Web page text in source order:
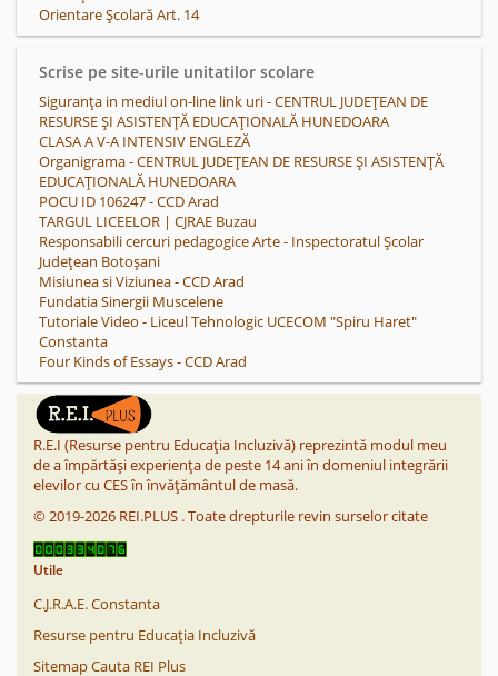
Orientare Școlară Art. 14
Scrise pe site-urile unitatilor scolare
Siguranța in mediul on-line link uri - CENTRUL JUDEȚEAN DE
RESURSE ȘI ASISTENȚĂ EDUCAȚIONALĂ HUNEDOARA
CLASA A V-A INTENSIV ENGLEZĂ
Organigrama - CENTRUL JUDEȚEAN DE RESURSE ȘI ASISTENȚĂ
EDUCAȚIONALĂ HUNEDOARA
POCU ID 106247 - CCD Arad
TARGUL LICEELOR | CJRAE Buzau
Responsabili cercuri pedagogice Arte - Inspectoratul Școlar
Județean Botoșani
Misiunea si Viziunea - CCD Arad
Fundatia Sinergii Muscelene
Tutoriale Video - Liceul Tehnologic UCECOM "Spiru Haret"
Constanta
Four Kinds of Essays - CCD Arad
R.E.I (Resurse pentru Educația Incluzivă) reprezintă modul meu
de a împărtăși experiența de peste 14 ani în domeniul integrării
elevilor cu CES în învățământul de masă.
©2019-2026 REI.PLUS .Toate drepturile revin surselor citate
Utile
C.J.R.A.E. Constanta
Resurse pentru Educația Incluzivă
Sitemap Cauta REI Plus